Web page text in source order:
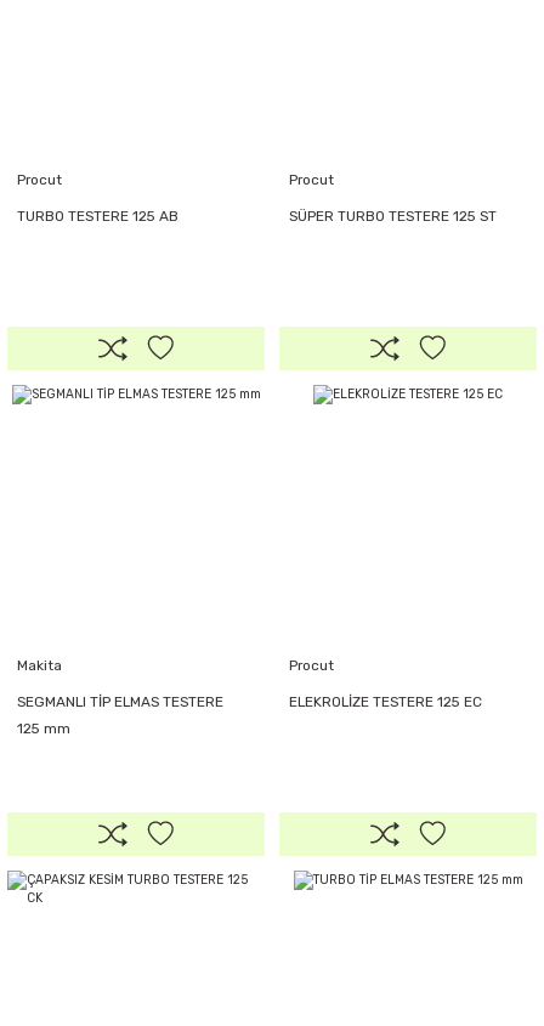
Procut
TURBO TESTERE 125 AB
Procut
SÜPER TURBO TESTERE 125 ST
Makita
SEGMANLI TİP ELMAS TESTERE
125 mm
Procut
ELEKROLİZE TESTERE 125 EC